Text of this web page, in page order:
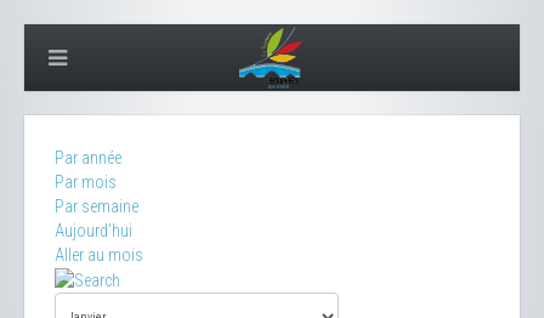
Par année
Par mois
Par semaine
Aujourd'hui
Aller au mois